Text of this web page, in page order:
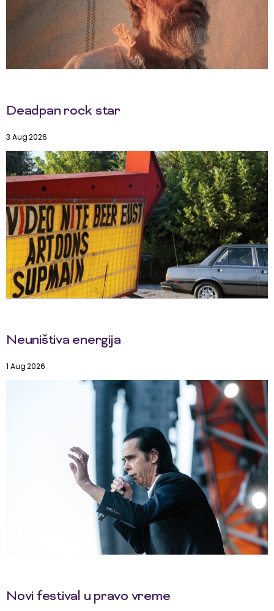
Deadpan rock star
3 Aug 2026
Neuništiva energija
1 Aug 2026
Novi festival u pravo vreme